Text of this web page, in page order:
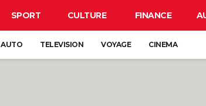
SPORT CULTURE FINANCE
AUTO TELEVISION VOYAGE CINEMA